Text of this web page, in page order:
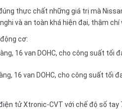
thực chất những giá trị mà
và an toàn khá hiện đại, thậm
cơ:
16 van DOHC, cho công suất
16 van DOHC, cho công suất
tử Xtronic-CVT với chế độ số